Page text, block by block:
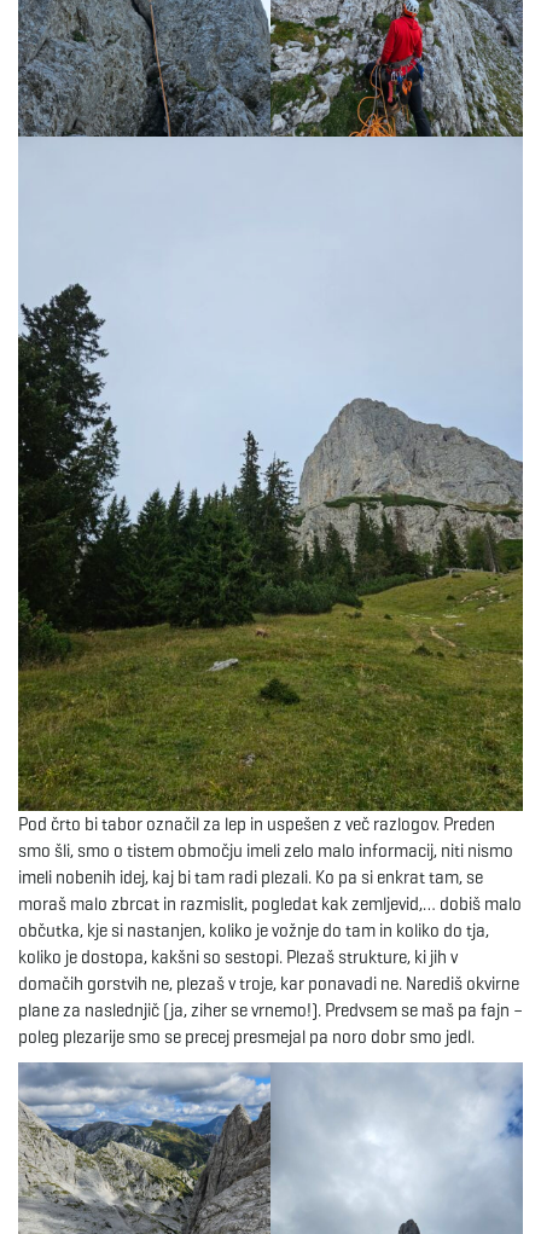
Pod črto bi tabor označil za lep in uspešen z več razlogov. Preden
smo šli, smo o tistem območju imeli zelo malo informacij, niti nismo
imeli nobenih idej, kaj bi tam radi plezali. Ko pa si enkrat tam, se
moraš malo zbrcat in razmislit, pogledat kak zemljevid,… dobiš malo
občutka, kje si nastanjen, koliko je vožnje do tam in koliko do tja,
koliko je dostopa, kakšni so sestopi. Plezaš strukture, ki jih v
domačih gorstvih ne, plezaš v troje, kar ponavadi ne. Narediš okvirne
plane za naslednjič (ja, ziher se vrnemo!). Predvsem se maš pa fajn –
poleg plezarije smo se precej presmejal pa noro dobr smo jedl.